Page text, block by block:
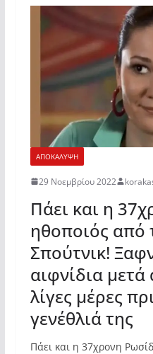
ΑΠΟΚΑΛΥΨΗ
29 Νοεμβρίου 2022
Πάει και η
ηθοποιός από
Σπούτνικ!
αιφνίδια
λίγες μέρες
γενέθλιά της
Πάει και η 37χρονη